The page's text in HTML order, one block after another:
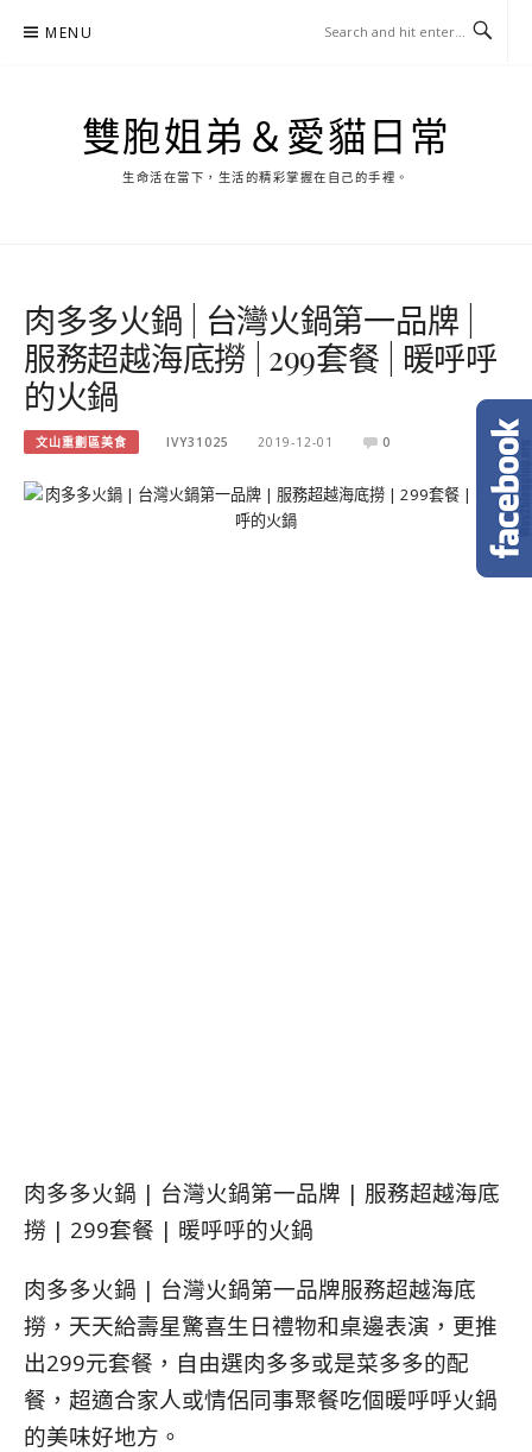
MENU
雙胞姐弟＆愛貓日常
生命活在當下，生活的精彩掌握在自己的手裡。
肉多多火鍋 | 台灣火鍋第一品牌 |
服務超越海底撈 | 299套餐 | 暖呼呼
的火鍋
文山重劃區美食 IVY31025 2019-12-01 0
肉多多火鍋 | 台灣火鍋第一品牌 | 服務超越海底
撈 | 299套餐 | 暖呼呼的火鍋
肉多多火鍋 | 台灣火鍋第一品牌服務超越海底
撈，天天給壽星驚喜生日禮物和桌邊表演，更推
出299元套餐，自由選肉多多或是菜多多的配
餐，超適合家人或情侶同事聚餐吃個暖呼呼火鍋
的美味好地方。